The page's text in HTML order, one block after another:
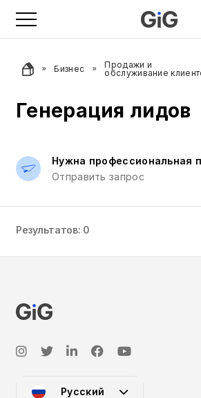
Бизнес
Продажи и
обслуживание
Генерация лидов
Нужна профессиональная
Отправить запрос
Результатов: 0
Русский